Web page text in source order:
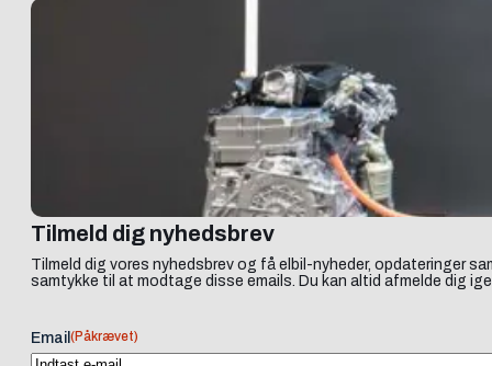
Tilmeld dig nyhedsbrev
Tilmeld dig vores nyhedsbrev og få elbil-nyheder, opdateringer
samtykke til at modtage disse emails. Du kan altid afmelde dig
Email (Påkrævet)